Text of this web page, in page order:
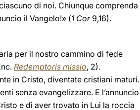
di noi. Chiunque comprenda
il Vangelo!» (1 Cor9,16).
per il nostro cammino di fede
Redemptoris missio, 2).
in Cristo, diventate cristiani maturi.
senza evangelizzare. E l’annuncio
e di aver trovato in Lui la roccia